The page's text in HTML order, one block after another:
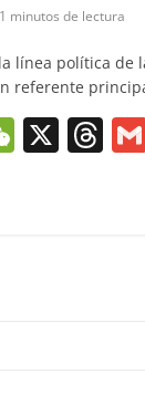
minutos de lectura
línea política de
referente
W X T